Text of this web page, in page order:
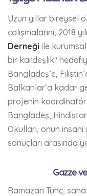
Uzun yıllar bireysel
çalışmalarını, 2018
Derneği ile kurumsal
bir kardeşlik"
Bangladeş’e,
Balkanlar’a kadar
projenin
Bangladeş,
Okulları, onun insani
sonuçları arasında
Gazze
Ramazan Tunç, saha